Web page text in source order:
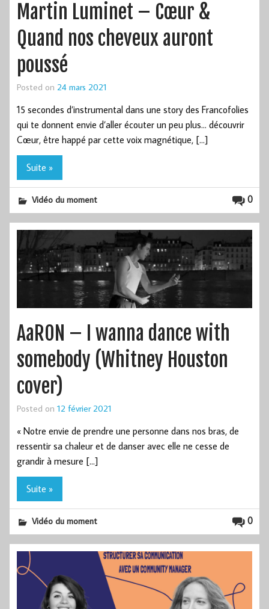
Martin Luminet – Cœur &
Quand nos cheveux auront
poussé
Posted on 24 mars 2021
15 secondes d’instrumental dans une story des Francofolies
qui te donnent envie d’aller écouter un peu plus… découvrir
Cœur, être happé par cette voix magnétique, […]
Suite »
0
Vidéo du moment
AaRON – I wanna dance with
somebody (Whitney Houston
cover)
Posted on 12 février 2021
« Notre envie de prendre une personne dans nos bras, de
ressentir sa chaleur et de danser avec elle ne cesse de
grandir à mesure […]
Suite »
0
Vidéo du moment